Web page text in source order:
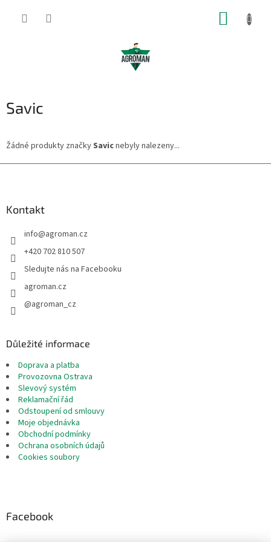
Savic
Žádné produkty značkySavicnebyly nalezeny...
Kontakt
info@agroman.cz
+420 702 810 507
Sledujte nás na Facebooku
agroman.cz
@agroman_cz
Důležité informace
Doprava a platba
Provozovna Ostrava
Slevový systém
Reklamační řád
Odstoupení od smlouvy
Moje objednávka
Obchodní podmínky
Ochrana osobních údajů
Cookies soubory
Facebook